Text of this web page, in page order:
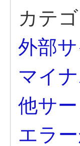
カテ
外部
マイ
他サ
エラ